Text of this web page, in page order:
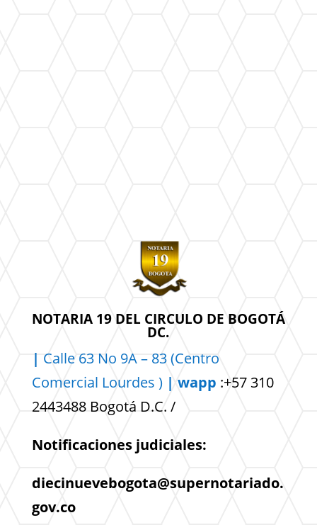
NOTARIA 19 DEL CIRCULO DE BOGOTÁ
DC.
| Calle 63 No 9A – 83 (Centro
Comercial Lourdes ) | wapp :+57 310
2443488 Bogotá D.C. /
Notificaciones judiciales:
diecinuevebogota@supernotariado.
gov.co